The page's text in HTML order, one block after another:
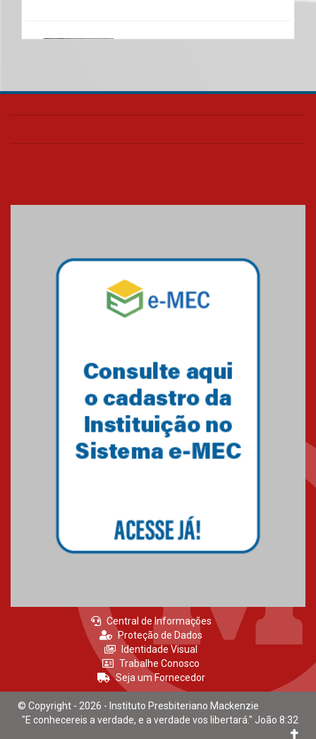
realizará nova edição da Feira
04.08.2026
Mackenzie recepciona os
calouros do segundo semestre
Como o Colégio Mackenzie
Brasília prepara seus
estudantes para o PAS antes
mesmo do Ensino Médio
04.08.2026
Central de Informações
Proteção de Dados
Identidade Visual
Trabalhe Conosco
Seja um Fornecedor
© Copyright - 2026 - Instituto Presbiteriano Mackenzie
"E conhecereis a verdade, e a verdade vos libertará." João 8:32